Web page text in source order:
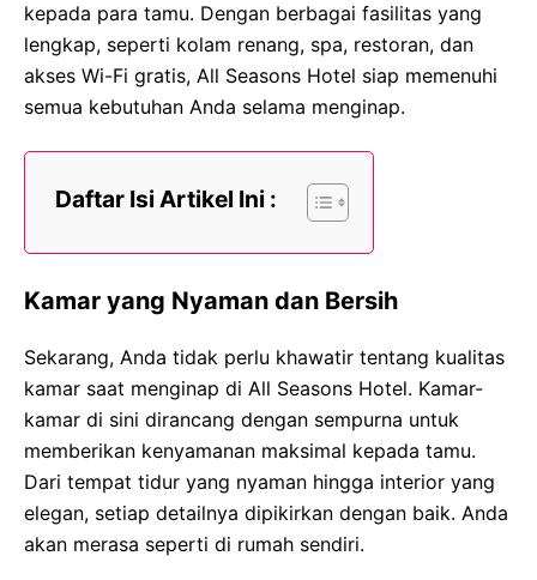
kepada para tamu. Dengan berbagai fasilitas yang
lengkap, seperti kolam renang, spa, restoran, dan
akses Wi-Fi gratis, All Seasons Hotel siap memenuhi
semua kebutuhan Anda selama menginap.
Daftar Isi Artikel Ini :
Kamar yang Nyaman dan Bersih
Sekarang, Anda tidak perlu khawatir tentang kualitas
kamar saat menginap di All Seasons Hotel. Kamar-
kamar di sini dirancang dengan sempurna untuk
memberikan kenyamanan maksimal kepada tamu.
Dari tempat tidur yang nyaman hingga interior yang
elegan, setiap detailnya dipikirkan dengan baik. Anda
akan merasa seperti di rumah sendiri.